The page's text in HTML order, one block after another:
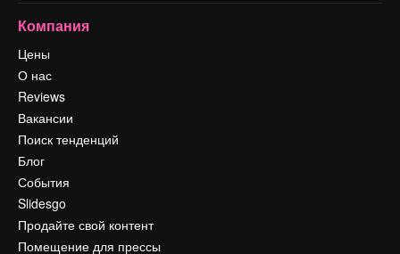
Компания
Цены
О нас
Reviews
Вакансии
Поиск тенденций
Блог
События
Slidesgo
Продайте свой контент
Помещение для прессы